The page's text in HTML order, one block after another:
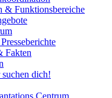
& Funktionsbereiche
Fakten
dich!
Centrum